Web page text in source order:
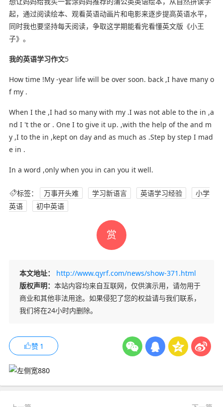
起，通过阅读绘本、观看英语动画片和电影来逐步提高英语水平，
同时我也要坚持每天阅读，争取这学期能看完看懂英文版《小王
子》。
我的英语学习作文5
How time !My -year life will be over soon. back ,I have many o
f my .
When I the ,I had so many with my .I was not able to the in ,a
nd I 't the or . One I to give it up. ,with the help of the and m
y ,I to the in ,kept on day and as much as .Step by step I mad
e in .
In a word ,only when you in can you it well.
标签： 万事开头难 学习新语言 英语学习经验
小学
英语
初中英语
赏
本文地址：
http://www.qyrf.com/news/show-371.html
版权声明： 本站内容均来自互联网，仅供演示用，请勿用于
商业和其他非法用途。如果侵犯了您的权益请与我们联系，
我们将在24小时内删除。
赞 1